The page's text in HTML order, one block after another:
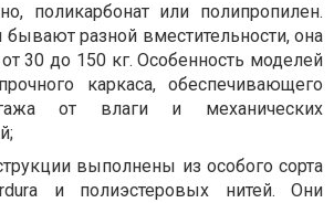
поликарбонат или полипропилен.
бывают разной вместительности, она
от 30 до 150 кг. Особенность моделей
каркаса, обеспечивающего
от влаги и механических
выполнены из особого сорта
и полиэстеровых нитей. Они